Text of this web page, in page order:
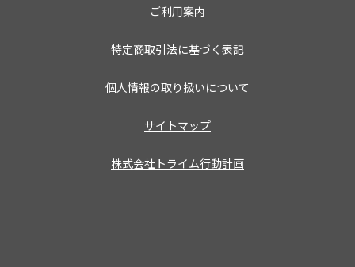
ご利用案内
特定商取引法に基づく表記
個人情報の取り扱いについて
サイトマップ
株式会社トライム行動計画